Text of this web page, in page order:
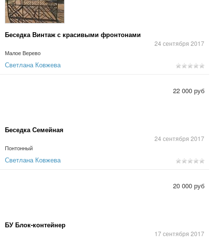
Беседка Винтаж с красивыми фронтонами
24 сентября 2017
Малое Верево
Светлана Ковжева
Беседка Семейная
24 сентября 2017
Понтонный
22 000 руб
Светлана Ковжева
БУ Блок-контейнер
17 сентября 2017
20 000 руб